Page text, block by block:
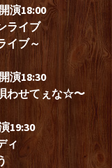
演18:00
ライブ
イブ～
演18:30
わせてぇな☆〜
19:30
ィ